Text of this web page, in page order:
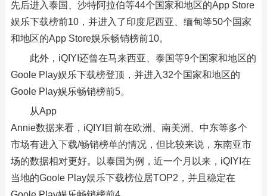
先后进入泰国、沙特阿拉伯等44个国家和地区的App Store
娱乐下载榜前10，并进入了印度尼西亚、缅甸等50个国家
和地区的App Store娱乐畅销榜前10。
此外，iQIYI还曾在马来西亚、泰国等9个国家和地区的
Goole Play娱乐下载榜登顶，并进入32个国家和地区的
Goole Play娱乐畅销榜前5。
从App
Annie数据来看，iQIYI目前在欧洲、南美洲、中东等多个
市场有进入下载/畅销榜单的情况，但比较来说，东南亚市
场的数据相对更好。以泰国为例，近一个月以来，iQIYI在
当地的Goole Play娱乐下载榜位居TOP2，并且稳定在